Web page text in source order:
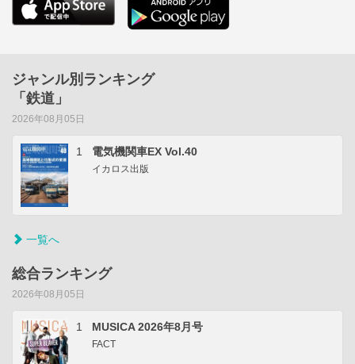
ジャンル別ランキング
「鉄道」
2026年08月05日
1 電気機関車EX Vol.40
イカロス出版
一覧へ
総合ランキング
2026年08月05日
1 MUSICA 2026年8月号
FACT